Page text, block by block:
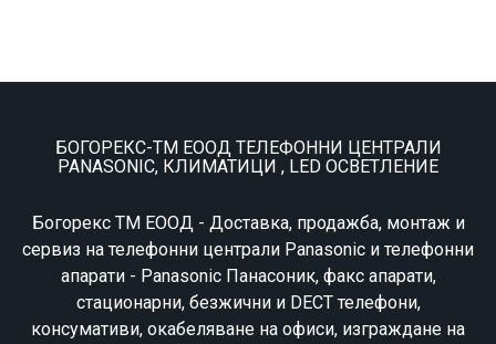
БОГОРЕКС-ТМ ЕООД ТЕЛЕФОННИ ЦЕНТРАЛИ
PANASONIC, КЛИМАТИЦИ , LED ОСВЕТЛЕНИЕ
Богорекс ТМ ЕООД - Доставка, продажба, монтаж и
сервиз на телефонни централи Panasonic и телефонни
апарати - Panasonic Панасоник, факс апарати,
стационарни, безжични и DECT телефони,
консумативи, окабеляване на офиси, изграждане на